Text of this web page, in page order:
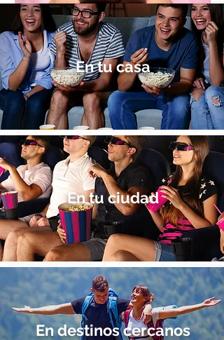
En tu casa
En tu ciudad
En destinos cercanos